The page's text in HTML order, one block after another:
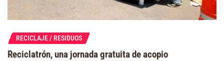
RECICLAJE / RESIDUOS
Reciclatrón, una jornada gratuita de acopio